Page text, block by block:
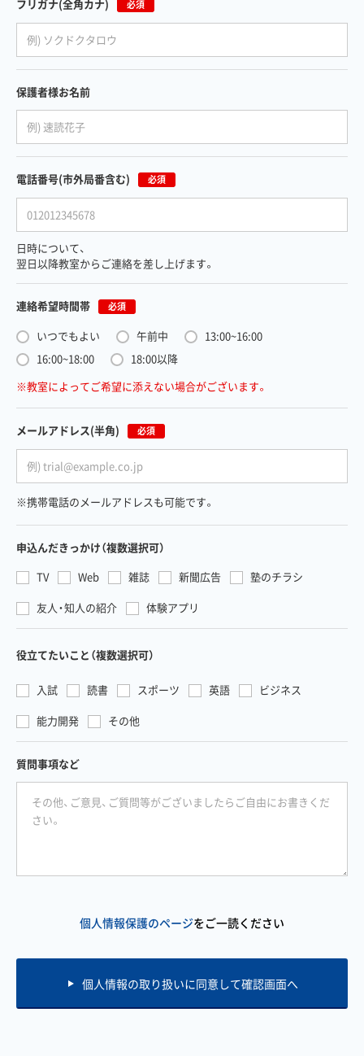
フリガナ(全角カナ) 必須
保護者様お名前
電話番号(市外局番含む) 必須
日時について、
翌日以降教室からご連絡を差し上げます。
連絡希望時間帯 必須
いつでもよい 午前中
13:00~16:00
16:00~18:00
18:00以降
※教室によってご希望に添えない場合がございます。
メールアドレス(半角) 必須
※携帯電話のメールアドレスも可能です。
申込んだきっかけ（複数選択可）
TV
Web 雑誌 新聞広告
塾のチラシ
友人・知人の紹介
体験アプリ
役立てたいこと （複数選択可）
入試 読書 スポーツ 英語
ビジネス
能力開発
その他
質問事項など
個人情報保護のページをご一読ください